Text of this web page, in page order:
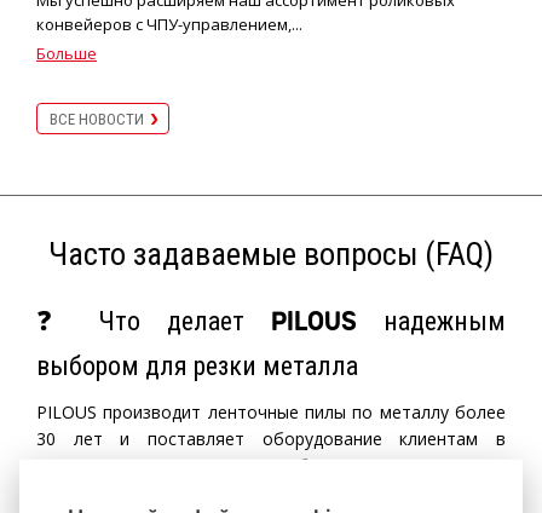
конвейеров с ЧПУ-управлением,...
Больше
ВСЕ НОВОСТИ
Часто задаваемые вопросы (FAQ)
❓ Что делает PILOUS
надежным
выбором для резки металла
PILOUS производит ленточные пилы по металлу более
30 лет и поставляет оборудование клиентам в
десятках стран. Машины разработаны и изготовлены в